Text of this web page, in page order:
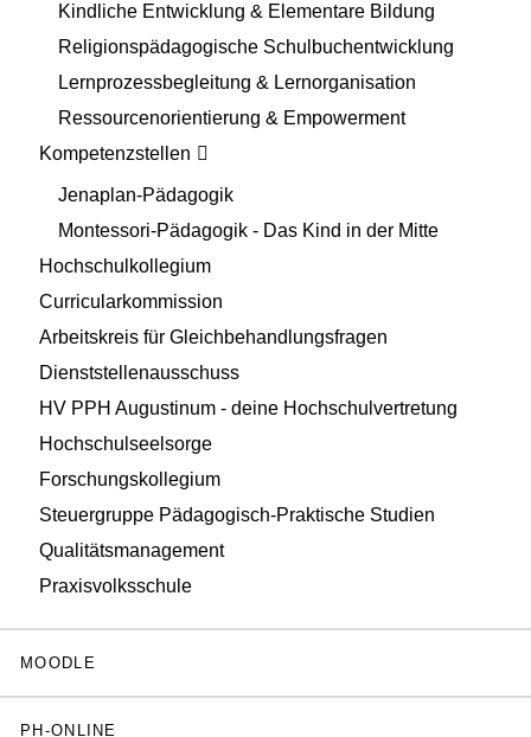
Kindliche Entwicklung & Elementare Bildung
Religionspädagogische Schulbuchentwicklung
Lernprozessbegleitung & Lernorganisation
Ressourcenorientierung & Empowerment
Kompetenzstellen
Jenaplan-Pädagogik
Montessori-Pädagogik - Das Kind in der Mitte
Hochschulkollegium
Curricularkommission
Arbeitskreis für Gleichbehandlungsfragen
Dienststellenausschuss
HV PPH Augustinum - deine Hochschulvertretung
Hochschulseelsorge
Forschungskollegium
Steuergruppe Pädagogisch-Praktische Studien
Qualitätsmanagement
Praxisvolksschule
MOODLE
PH-ONLINE